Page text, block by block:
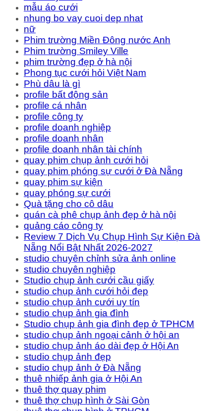
mẫu áo cưới
nhung bo vay cuoi dep nhat
nữ
Phim trường Miền Đông nước Anh
Phim trường Smiley Ville
phim trường đẹp ở hà nội
Phong tục cưới hỏi Việt Nam
Phù dâu là gì
profile bất động sản
profile cá nhân
profile công ty
profile doanh nghiệp
profile doanh nhân
profile doanh nhân tài chính
quay phim chụp ảnh cưới hỏi
quay phim phóng sự cưới ở Đà Nẵng
quay phim sự kiện
quay phóng sự cưới
Quà tặng cho cô dâu
quán cà phê chụp ảnh đẹp ở hà nội
quảng cáo công ty
Review 7 Dịch Vụ Chụp Hình Sự Kiện Đà
Nẵng Nổi Bật Nhất 2026-2027
studio chuyên chỉnh sửa ảnh online
studio chuyên nghiệp
Studio chụp ảnh cưới cầu giấy
studio chụp ảnh cưới hỏi đẹp
studio chụp ảnh cưới uy tín
studio chụp ảnh gia đình
Studio chụp ảnh gia đình đẹp ở TPHCM
studio chụp ảnh ngoại cảnh ở hội an
studio chụp ảnh áo dài đẹp ở Hội An
studio chụp ảnh đẹp
studio chụp ảnh ở Đà Nẵng
thuê nhiếp ảnh gia ở Hội An
thuê thợ quay phim
thuê thợ chụp hình ở Sài Gòn